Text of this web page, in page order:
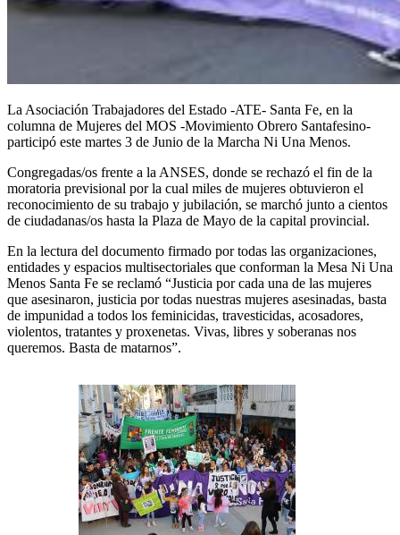
La Asociación Trabajadores del Estado -ATE- Santa Fe, en la
columna de Mujeres del MOS -Movimiento Obrero Santafesino-
participó este martes 3 de Junio ​​de la Marcha Ni Una Menos.
Congregadas/os frente a la ANSES, donde se rechazó el fin de la
moratoria previsional por la cual miles de mujeres obtuvieron el
reconocimiento de su trabajo y jubilación, se marchó junto a cientos
de ciudadanas/os hasta la Plaza de Mayo de la capital provincial.
En la lectura del documento firmado por todas las organizaciones,
entidades y espacios multisectoriales que conforman la Mesa Ni Una
Menos Santa Fe se reclamó “Justicia por cada una de las mujeres
que asesinaron, justicia por todas nuestras mujeres asesinadas, basta
de impunidad a todos los feminicidas, travesticidas, acosadores,
violentos, tratantes y proxenetas. Vivas, libres y soberanas nos
queremos. Basta de matarnos”.